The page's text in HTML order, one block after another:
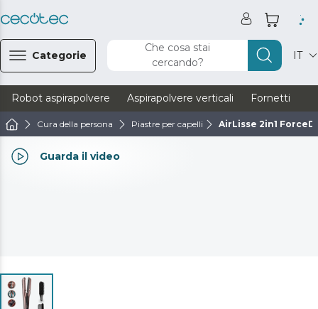
Categorie
Che cosa stai
cercando?
IT
Robot aspirapolvere Aspirapolvere verticali Fornetti
Cura della persona Piastre per capelli AirLisse 2in1
Guarda il video